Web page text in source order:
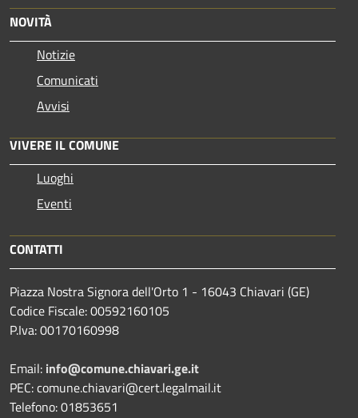
NOVITÀ
Notizie
Comunicati
Avvisi
VIVERE IL COMUNE
Luoghi
Eventi
CONTATTI
Piazza Nostra Signora dell'Orto 1 - 16043 Chiavari (GE)
Codice Fiscale: 00592160105
P.Iva: 00170160998
Email: info@comune.chiavari.ge.it
PEC: comune.chiavari@cert.legalmail.it
Telefono: 01853651